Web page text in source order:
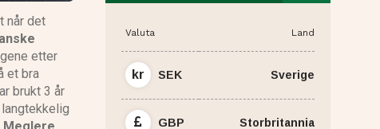
når det
etter
et bra
brukt 3 år
Valuta Land
kr SEK Sverige
GBP Storbritannia